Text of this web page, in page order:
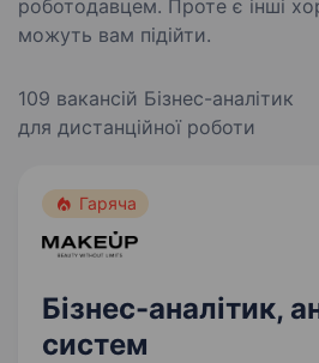
роботодавцем. Проте є інші
можуть вам підійти.
109 вакансій Бізнес-аналітик
для дистанційної роботи
Гаряча
Бізнес-аналітик,
систем